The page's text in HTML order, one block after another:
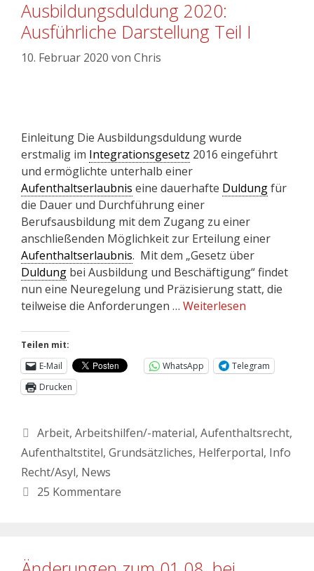
Ausbildungsduldung 2020:
Ausführliche Darstellung Teil I
10. Februar 2020 von Chris
Einleitung Die Ausbildungsduldung wurde
erstmalig im Integrationsgesetz 2016 eingeführt
und ermöglichte unterhalb einer
Aufenthaltserlaubnis eine dauerhafte Duldungfür
die Dauer und Durchführung einer
Berufsausbildung mit dem Zugang zu einer
anschließenden Möglichkeit zur Erteilung einer
Aufenthaltserlaubnis. Mit dem „Gesetz über
Duldung bei Ausbildung und Beschäftigung“ findet
nun eine Neuregelung und Präzisierung statt, die
teilweise die Anforderungen … Weiterlesen
Teilen mit:
E-Mail
WhatsApp
Telegram
Drucken
Arbeit, Arbeitshilfen/-material, Aufenthaltsrecht,
Aufenthaltstitel, Grundsätzliches, Helferportal, Info
Recht/Asyl, News
25 Kommentare